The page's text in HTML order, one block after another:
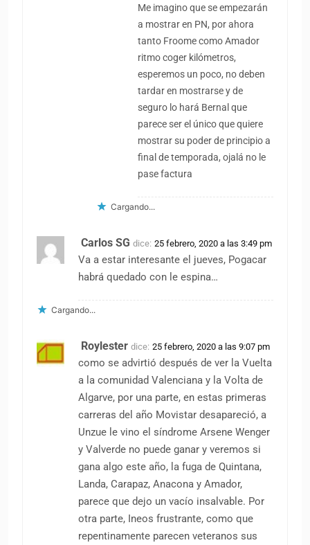
Me imagino que se empezarán
a mostrar en PN, por ahora
tanto Froome como Amador
ritmo coger kilómetros,
esperemos un poco, no deben
tardar en mostrarse y de
seguro lo hará Bernal que
parece ser el único que quiere
mostrar su poder de principio a
final de temporada, ojalá no le
pase factura
Cargando...
Carlos SG dice: 25 febrero, 2020 a las 3:49 pm
Va a estar interesante el jueves, Pogacar
habrá quedado con le espina…
Cargando...
Roylester dice: 25 febrero, 2020 a las 9:07 pm
como se advirtió después de ver la Vuelta
a la comunidad Valenciana y la Volta de
Algarve, por una parte, en estas primeras
carreras del año Movistar desapareció, a
Unzue le vino el síndrome Arsene Wenger
y Valverde no puede ganar y veremos si
gana algo este año, la fuga de Quintana,
Landa, Carapaz, Anacona y Amador,
parece que dejo un vacío insalvable. Por
otra parte, Ineos frustrante, como que
repentinamente parecen veteranos sus